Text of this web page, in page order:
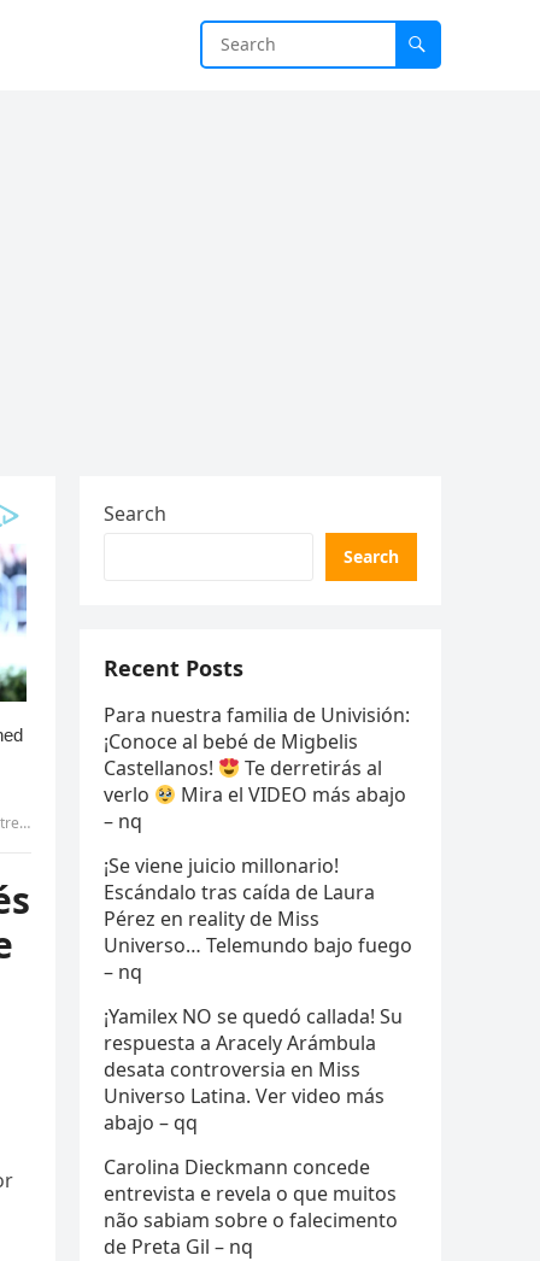
qq
Search
Search
Recent Posts
Para nuestra familia de Univisión:
¡Conoce al bebé de Migbelis
Castellanos!
Te derretirás al
verlo
Mira el VIDEO más abajo
– nq
¡Se viene juicio millonario!
Escándalo tras caída de Laura
Pérez en reality de Miss
Universo… Telemundo bajo fuego
– nq
¡Yamilex NO se quedó callada! Su
respuesta a Aracely Arámbula
desata controversia en Miss
Universo Latina. Ver video más
abajo – qq
Carolina Dieckmann concede
entrevista e revela o que muitos
não sabiam sobre o falecimento
de Preta Gil – nq